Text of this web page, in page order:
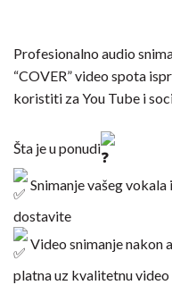
Profesionalno audio
“COVER” video spota
koristiti za You Tube i
Šta je u ponudi
Snimanje vašeg
dostavite
Video snimanje nakon
platna uz kvalitetnu